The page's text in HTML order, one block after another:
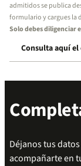
admitidos se publica
formulario y cargues la
Solo debes diligenciar
Consulta aquí
inscripción
Déjanos tus
acompañarte en